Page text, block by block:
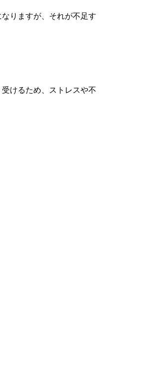
りますが、それが不足す
けるため、ストレスや不